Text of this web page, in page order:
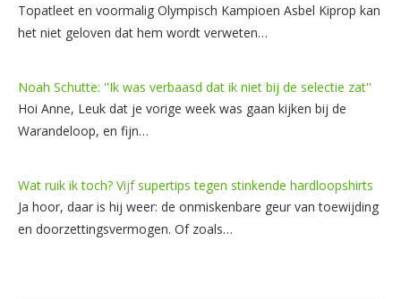
Topatleet en voormalig Olympisch Kampioen Asbel Kiprop kan
het niet geloven dat hem wordt verweten…
Noah Schutte: ''Ik was verbaasd dat ik niet bij de selectie zat''
Hoi Anne, Leuk dat je vorige week was gaan kijken bij de
Warandeloop, en fijn…
Wat ruik ik toch? Vijf supertips tegen stinkende hardloopshirts
Ja hoor, daar is hij weer: de onmiskenbare geur van toewijding
en doorzettingsvermogen. Of zoals…